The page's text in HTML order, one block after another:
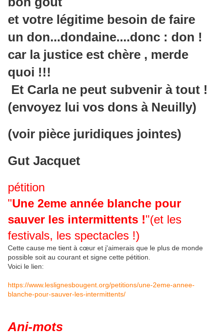
et votre légitime besoin de faire
un don...dondaine....donc : don !
car la justice est chère , merde
quoi !!!
Et Carla ne peut subvenir à tout !
(envoyez lui vos dons à Neuilly)
(voir pièce juridiques jointes)
Gut Jacquet
pétition
"Une 2eme année blanche pour
sauver les intermittents !"(et les
festivals, les spectacles !)
Cette cause me tient à cœur et j'aimerais que le plus de monde
possible soit au courant et signe cette pétition.
Voici le lien:
https://www.leslignesbougent.org/petitions/une-2eme-annee-
blanche-pour-sauver-les-intermittents/
Ani-mots